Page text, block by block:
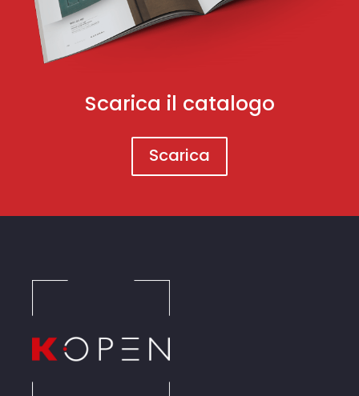
Scarica il catalogo
Scarica